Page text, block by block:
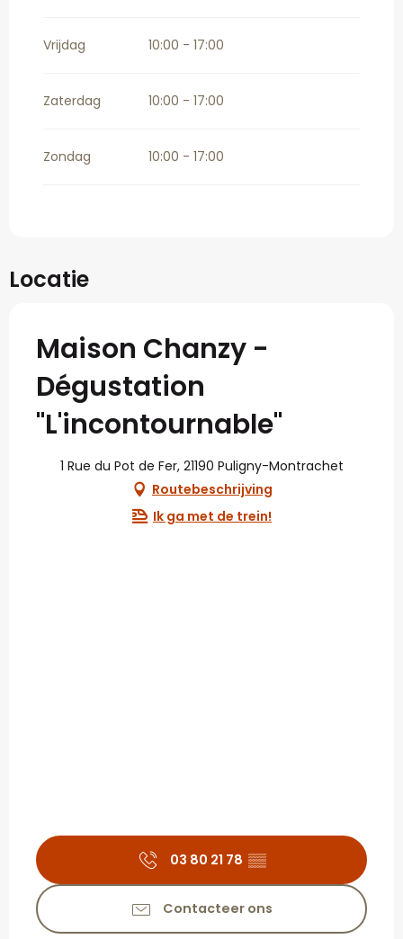
Vrijdag 10:00 - 17:00
Zaterdag 10:00 - 17:00
Zondag 10:00 - 17:00
Locatie
Maison Chanzy -
Dégustation
"L'incontournable"
1 Rue du Pot de Fer, 21190 Puligny-Montrachet
Routebeschrijving
Ik ga met de trein!
03 80 21 78 ▒▒
Contacteer ons